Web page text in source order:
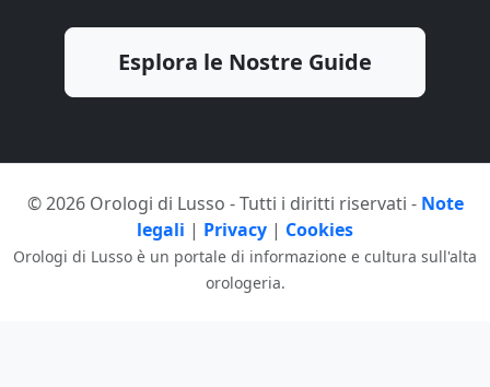
Esplora le Nostre Guide
© 2026 Orologi di Lusso - Tutti i diritti riservati - Note
legali | Privacy | Cookies
Orologi di Lusso è un portale di informazione e cultura sull'alta
orologeria.